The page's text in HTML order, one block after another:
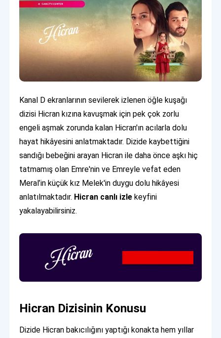
Kanal D ekranlarının sevilerek izlenen öğle kuşağı
dizisi Hicran kızına kavuşmak için pek çok zorlu
engeli aşmak zorunda kalan Hicran'ın acılarla dolu
hayat hikâyesini anlatmaktadır. Dizide kaybettiğini
sandığı bebeğini arayan Hicran ile daha önce aşkı hiç
tatmamış olan Emre'nin ve Emreyle vefat eden
Meral’in küçük kız Melek'in duygu dolu hikâyesi
anlatılmaktadır. Hicran canlı izle keyfini
yakalayabilirsiniz.
Hicran Dizisinin Konusu
Dizide Hicran bakıcılığını yaptığı konakta hem yıllar